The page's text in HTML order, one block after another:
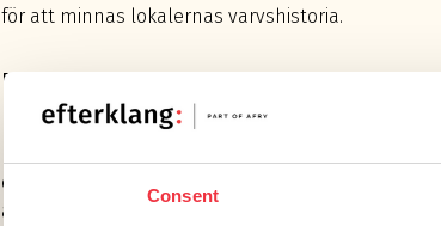
Consent
för att minnas lokalernas varvshistoria.
RESULTAT
Ett modernt aktivitetsbaserat kontor med olika
och sociala ytor. Ombyggnaden har genomsyrats
av ett tydligt miljötänk och fastigheten certifieras